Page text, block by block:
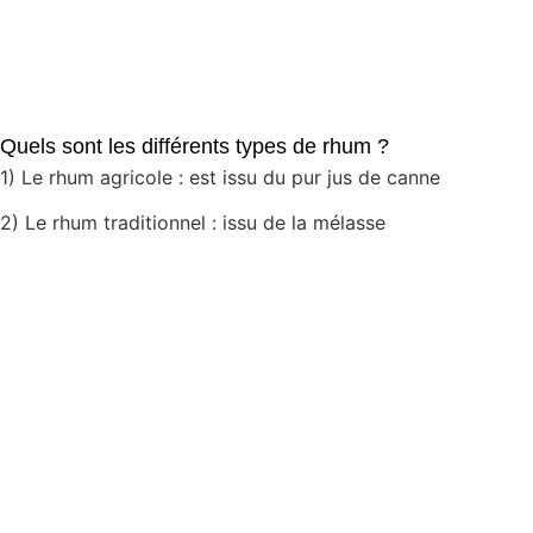
Quels sont les différents types de rhum ?
1) Le rhum agricole : est issu du pur jus de canne
2) Le rhum traditionnel : issu de la mélasse